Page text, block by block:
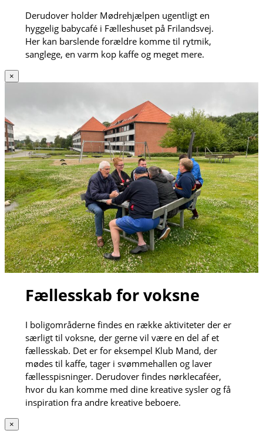
Derudover holder Mødrehjælpen ugentligt en
hyggelig babycafé i Fælleshuset på Frilandsvej.
Her kan barslende forældre komme til rytmik,
sanglege, en varm kop kaffe og meget mere.
×
Fællesskab for voksne
I boligområderne findes en række aktiviteter der er
særligt til voksne, der gerne vil være en del af et
fællesskab. Det er for eksempel Klub Mand, der
mødes til kaffe, tager i svømmehallen og laver
fællesspisninger. Derudover findes nørklecaféer,
hvor du kan komme med dine kreative sysler og få
inspiration fra andre kreative beboere.
×